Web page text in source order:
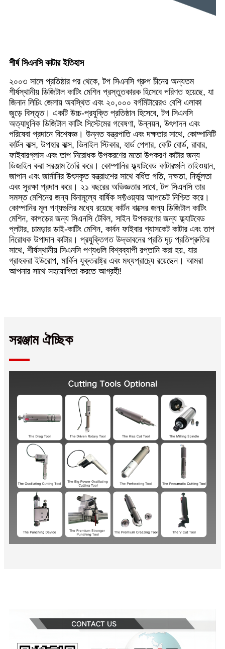
শীর্ষ সিএনসি কাটার ইতিহাস
২০০৩ সালে প্রতিষ্ঠার পর থেকে, টপ সিএনসি গ্রুপ চীনের অন্যতম
শীর্ষস্থানীয় ডিজিটাল কাটিং মেশিন প্রস্তুতকারক হিসেবে পরিণত হয়েছে, যা
জিনান লিচিং জেলায় অবস্থিত এবং ২০,০০০ বর্গমিটারেরও বেশি এলাকা
জুড়ে বিস্তৃত। একটি উচ্চ-প্রযুক্তি প্রতিষ্ঠান হিসেবে, টপ সিএনসি
অত্যাধুনিক ডিজিটাল কাটিং সিস্টেমের গবেষণা, উন্নয়ন, উৎপাদন এবং
পরিষেবা প্রদানে বিশেষজ্ঞ। উন্নত যন্ত্রপাতি এবং দক্ষতার সাথে, কোম্পানিটি
কার্টন বাক্স, উপহার বাক্স, ভিনাইল স্টিকার, হার্ড পেপার, কেটি বোর্ড, রাবার,
ফাইবারগ্লাস এবং তাপ নিরোধক উপকরণের মতো উপকরণ কাটার জন্য
ডিজাইন করা সরঞ্জাম তৈরি করে। কোম্পানির ফ্ল্যাটবেড কাটারগুলি তাইওয়ান,
জাপান এবং জার্মানির উৎসকৃত যন্ত্রাংশের সাথে বর্ধিত গতি, দক্ষতা, নির্ভুলতা
এবং সুরক্ষা প্রদান করে। ২১ বছরের অভিজ্ঞতার সাথে, টপ সিএনসি তার
সমস্ত মেশিনের জন্য বিনামূল্যে বার্ষিক সফ্টওয়্যার আপডেট নিশ্চিত করে।
কোম্পানির মূল পণ্যগুলির মধ্যে রয়েছে কার্টন বাক্সের জন্য ডিজিটাল কাটিং
মেশিন, কাপড়ের জন্য সিএনসি টেবিল, সাইন উপকরণের জন্য ফ্ল্যাটবেড
প্লটার, চামড়ার ডাই-কাটিং মেশিন, কার্বন ফাইবার গ্যাসকেট কাটার এবং তাপ
নিরোধক উপাদান কাটার। প্রযুক্তিগত উদ্ভাবনের প্রতি দৃঢ় প্রতিশ্রুতির
সাথে, শীর্ষস্থানীয় সিএনসি পণ্যগুলি বিশ্বব্যাপী রপ্তানি করা হয়, যার
গ্রাহকরা ইউরোপ, মার্কিন যুক্তরাষ্ট্র এবং মধ্যপ্রাচ্যে রয়েছেন। আমরা
আপনার সাথে সহযোগিতা করতে আগ্রহী!
সরঞ্জাম ঐচ্ছিক